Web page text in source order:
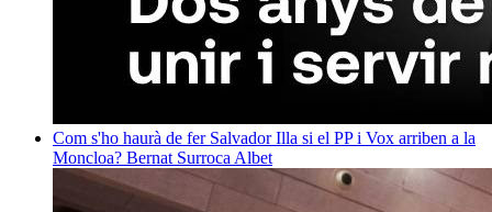
Com s'ho haurà de fer Salvador Illa si el PP i Vox arriben a la
Moncloa? Bernat Surroca Albet